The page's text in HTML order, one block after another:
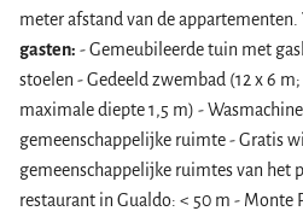
meter afstand van de appartementen.
gasten: - Gemeubileerde tuin met
stoelen - Gedeeld zwembad (12 x 6
maximale diepte 1,5 m) -
gemeenschappelijke ruimte - Gratis
gemeenschappelijke ruimtes van het
restaurant in Gualdo: < 50 m - Monte